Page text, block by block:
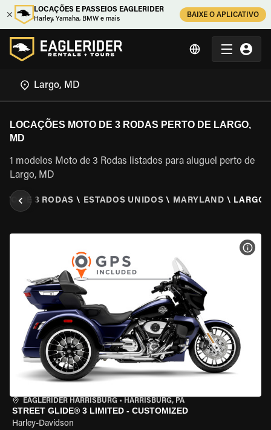
LOCAÇÕES E PASSEIOS EAGLERIDER
Harley, Yamaha, BMW e mais
BAIXE O APLICATIVO
LOCAÇÕES MOTO DE 3 RODAS PERTO DE LARGO,
MD
1 modelos Moto de 3 Rodas listados para aluguel perto de
Largo, MD
DE 3 RODAS \ ESTADOS UNIDOS \ MARYLAND \ LARGO,
EAGLERIDER HARRISBURG • HARRISBURG, PA
STREET GLIDE® 3 LIMITED - CUSTOMIZED
Harley-Davidson
VER